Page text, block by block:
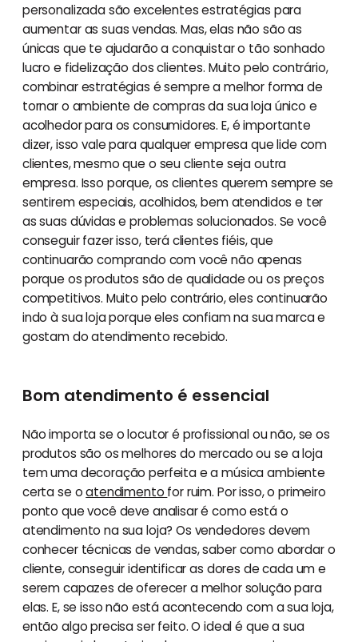
personalizada são excelentes estratégias para
aumentar as suas vendas. Mas, elas não são as
únicas que te ajudarão a conquistar o tão sonhado
lucro e fidelização dos clientes. Muito pelo contrário,
combinar estratégias é sempre a melhor forma de
tornar o ambiente de compras da sua loja único e
acolhedor para os consumidores. E, é importante
dizer, isso vale para qualquer empresa que lide com
clientes, mesmo que o seu cliente seja outra
empresa. Isso porque, os clientes querem sempre se
sentirem especiais, acolhidos, bem atendidos e ter
as suas dúvidas e problemas solucionados. Se você
conseguir fazer isso, terá clientes fiéis, que
continuarão comprando com você não apenas
porque os produtos são de qualidade ou os preços
competitivos. Muito pelo contrário, eles continuarão
indo à sua loja porque eles confiam na sua marca e
gostam do atendimento recebido.
Bom atendimento é essencial
Não importa se o locutor é profissional ou não, se os
produtos são os melhores do mercado ou se a loja
tem uma decoração perfeita e a música ambiente
certa se oatendimento for ruim. Por isso, o primeiro
ponto que você deve analisar é como está o
atendimento na sua loja? Os vendedores devem
conhecer técnicas de vendas, saber como abordar o
cliente, conseguir identificar as dores de cada um e
serem capazes de oferecer a melhor solução para
elas. E, se isso não está acontecendo com a sua loja,
então algo precisa ser feito. O ideal é que a sua